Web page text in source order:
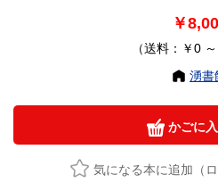
￥
（送料：￥0
湧書
かごに
気になる本に追加（